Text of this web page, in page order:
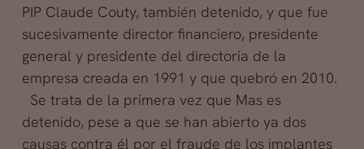
PIP Claude Couty, también detenido, y que fue
sucesivamente director financiero, presidente
general y presidente del directoria de la
empresa creada en 1991 y que quebró en 2010.
Se trata de la primera vez que Mas es
detenido, pese a que se han abierto ya dos
causas contra él por el fraude de los implantes